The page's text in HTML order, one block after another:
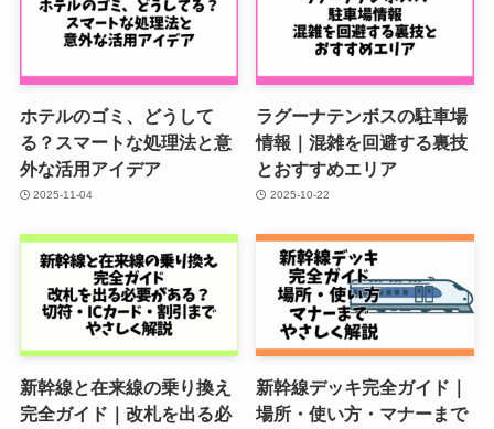
ホテルのゴミ、どうして
る？スマートな処理法と意
外な活用アイデア
2025-11-04
ラグーナテンボスの駐車場
情報｜混雑を回避する裏技
とおすすめエリア
2025-10-22
新幹線と在来線の乗り換え
完全ガイド｜改札を出る必
新幹線デッキ完全ガイド｜
場所・使い方・マナーまで